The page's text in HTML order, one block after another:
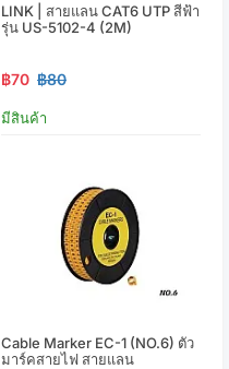
LINK | สายแลน CAT6 UTP สีฟ้า
รุ่น US-5102-4 (2M)
฿70 ฿80
มีสินค้า
Cable Marker EC-1 (NO.6) ตัว
มาร์คสายไฟ สายแลน